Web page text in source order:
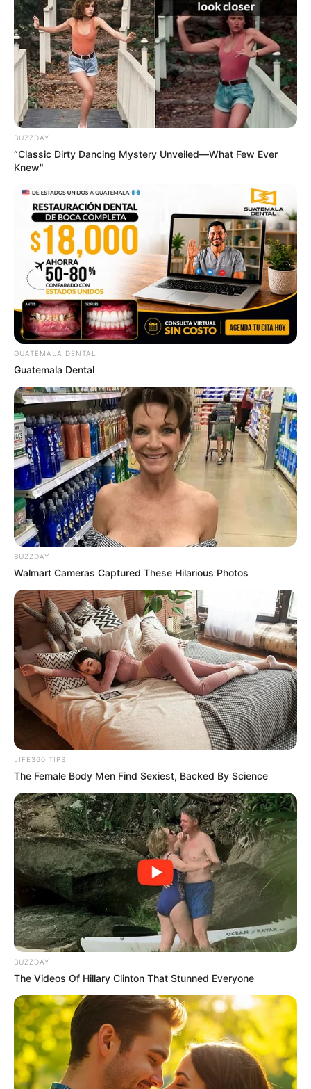
BUZZDAY
“Classic Dirty Dancing Mystery Unveiled—What Few Ever
Knew"
GUATEMALA DENTAL
Guatemala Dental
BUZZDAY
Walmart Cameras Captured These Hilarious Photos
LIFE360 TIPS
The Female Body Men Find Sexiest, Backed By Science
BUZZDAY
The Videos Of Hillary Clinton That Stunned Everyone